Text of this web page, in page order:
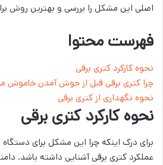
اصلی این مشکل را بررسی و بهترین روش
فهرست محتوا
نحوه کارکرد کتری برقی
چرا کتری برقی قبل از جوش آمدن خاموش
نحوه نگهداری از کتری برقی
نحوه کارکرد کتری برقی
برای درک اینکه چرا این مشکل برای
عملکرد کتری برقی آشنایی داشته باشد.